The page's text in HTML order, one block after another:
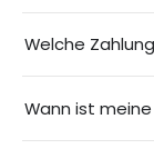
Welche
Wann ist